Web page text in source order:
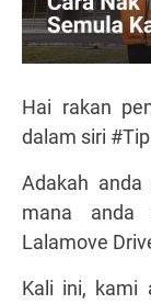
Hai rakan
dalam siri
Adakah
mana anda
Lalamove
Kali ini, kami